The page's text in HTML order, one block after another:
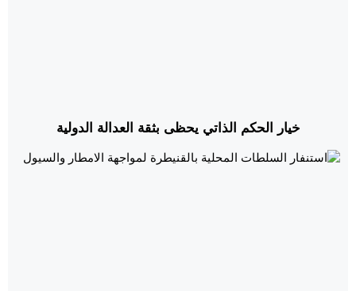
خيار الحكم الذاتي يحظى بثقة العدالة الدولية